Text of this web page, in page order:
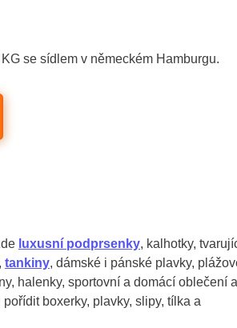
se sídlem v německém Hamburgu.
luxusní podprsenky, kalhotky,
, tankiny, dámské i pánské plavky,
halenky, sportovní a domácí oblečení a
boxerky, plavky, slipy, tílka a